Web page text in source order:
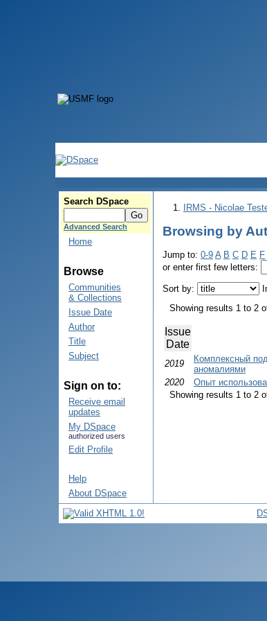
Search DSpace
Advanced Search
Home
Browse
Communities
& Collections
Issue Date
Author
Title
Subject
Sign on to:
Receive email
updates
My DSpace
authorized users
Edit Profile
Help
About DSpace
IRMS - Nicolae
Browsing by
Jump to: 0-9 A B C D E F
or enter first few letters:
Sort by:
Showing results 1 to 2
Issue
Date
2019
Комплексный
аномалиями
2020
Опыт
Showing results 1 to 2